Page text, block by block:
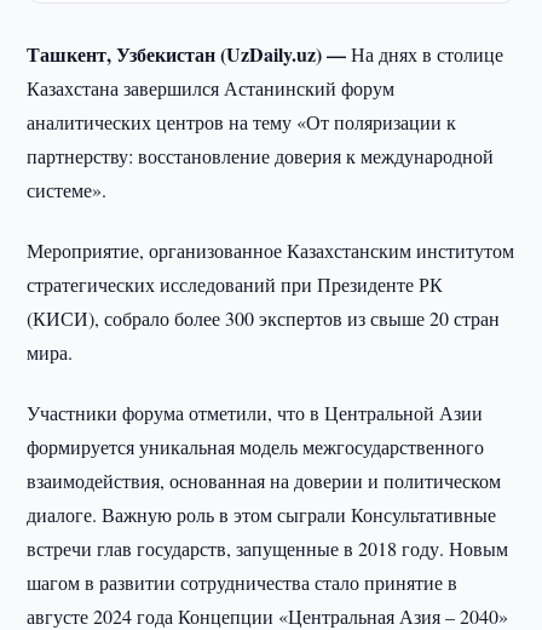
Ташкент, Узбекистан (UzDaily.uz) —На днях в столице
Казахстана завершился Астанинский форум
аналитических центров на тему «От поляризации к
партнерству: восстановление доверия к международной
системе».
Мероприятие, организованное Казахстанским институтом
стратегических исследований при Президенте РК
(КИСИ), собрало более 300 экспертов из свыше 20 стран
мира.
Участники форума отметили, что в Центральной Азии
формируется уникальная модель межгосударственного
взаимодействия, основанная на доверии и политическом
диалоге. Важную роль в этом сыграли Консультативные
встречи глав государств, запущенные в 2018 году. Новым
шагом в развитии сотрудничества стало принятие в
августе 2024 года Концепции «Центральная Азия – 2040»